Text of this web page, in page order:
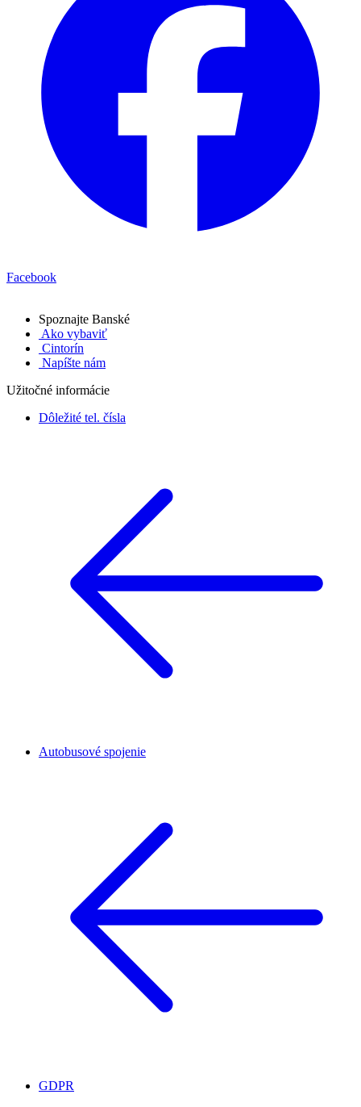
Facebook
Spoznajte Banské
Ako vybaviť
Cintorín
Napíšte nám
Užitočné informácie
Dôležité tel. čísla
Autobusové spojenie
GDPR